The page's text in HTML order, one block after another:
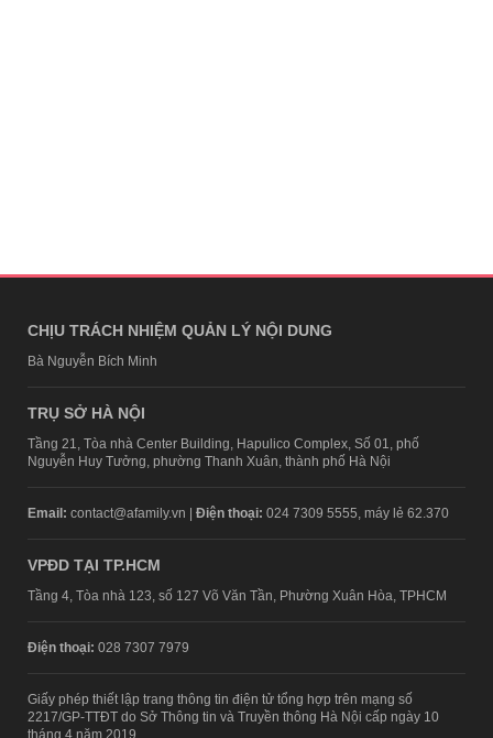
CHỊU TRÁCH NHIỆM QUẢN LÝ NỘI DUNG
Bà Nguyễn Bích Minh
TRỤ SỞ HÀ NỘI
Tầng 21, Tòa nhà Center Building, Hapulico Complex, Số 01, phố
Nguyễn Huy Tưởng, phường Thanh Xuân, thành phố Hà Nội
Email: contact@afamily.vn | Điện thoại: 024 7309 5555, máy lẻ 62.370
VPĐD TẠI TP.HCM
Tầng 4, Tòa nhà 123, số 127 Võ Văn Tần, Phường Xuân Hòa, TPHCM
Điện thoại: 028 7307 7979
Giấy phép thiết lập trang thông tin điện tử tổng hợp trên mạng số
2217/GP-TTĐT do Sở Thông tin và Truyền thông Hà Nội cấp ngày 10
tháng 4 năm 2019